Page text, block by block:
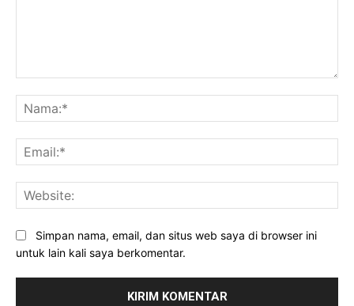
Simpan nama, email, dan situs web saya di browser ini
untuk lain kali saya berkomentar.